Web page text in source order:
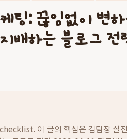
팅: 끊임없이 변
배하는 블로그 전
이 글의 핵심은 김팀장 실